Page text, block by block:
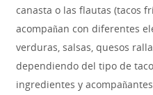
canasta o las flautas (tacos
acompañan con diferentes
verduras, salsas, quesos
dependiendo del tipo de
ingredientes y